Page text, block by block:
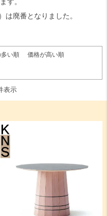
廃番となりました。
い順 価格が高い順
表示